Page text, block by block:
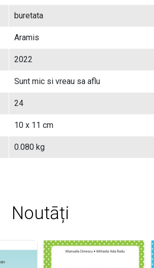
buretata
Aramis
2022
Sunt mic si vreau sa aflu
24
10 x 11 cm
0.080 kg
Noutāți